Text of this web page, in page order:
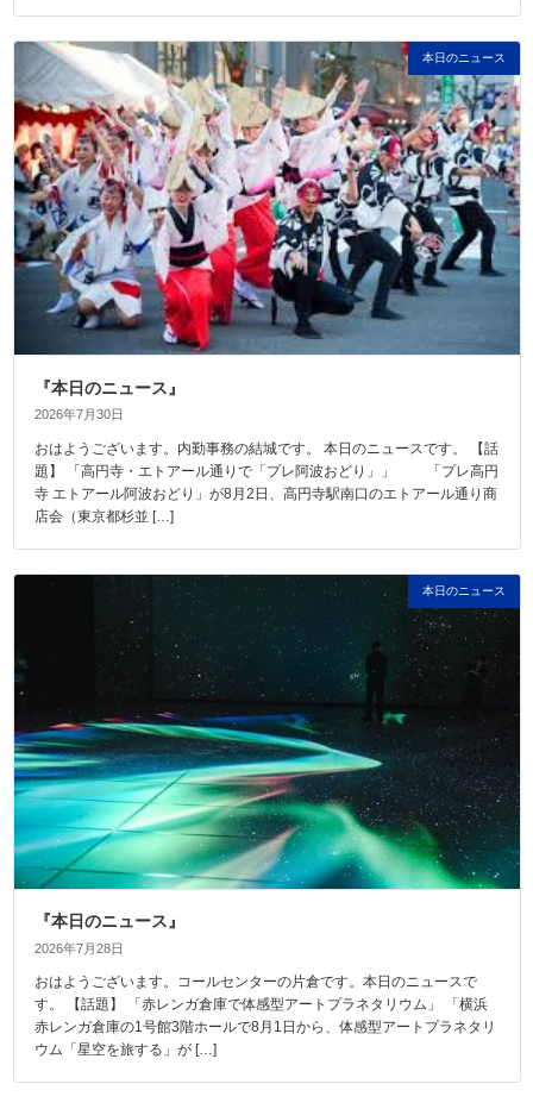
本日のニュース
『本日のニュース』
2026年7月30日
おはようございます。内勤事務の結城です。 本日のニュースです。 【話
題】 「高円寺・エトアール通りで「プレ阿波おどり」」 「プレ高円
寺 エトアール阿波おどり」が8月2日、高円寺駅南口のエトアール通り商
店会（東京都杉並 […]
本日のニュース
『本日のニュース』
2026年7月28日
おはようございます。コールセンターの片倉です。本日のニュースで
す。 【話題】 「赤レンガ倉庫で体感型アートプラネタリウム」 「横浜
赤レンガ倉庫の1号館3階ホールで8月1日から、体感型アートプラネタリ
ウム「星空を旅する」が […]